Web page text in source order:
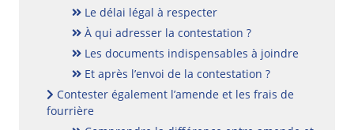
Le délai légal à respecter
À qui adresser la contestation ?
Les documents indispensables à joindre
Et après l’envoi de la contestation ?
Contester également l’amende et les frais de
fourrière